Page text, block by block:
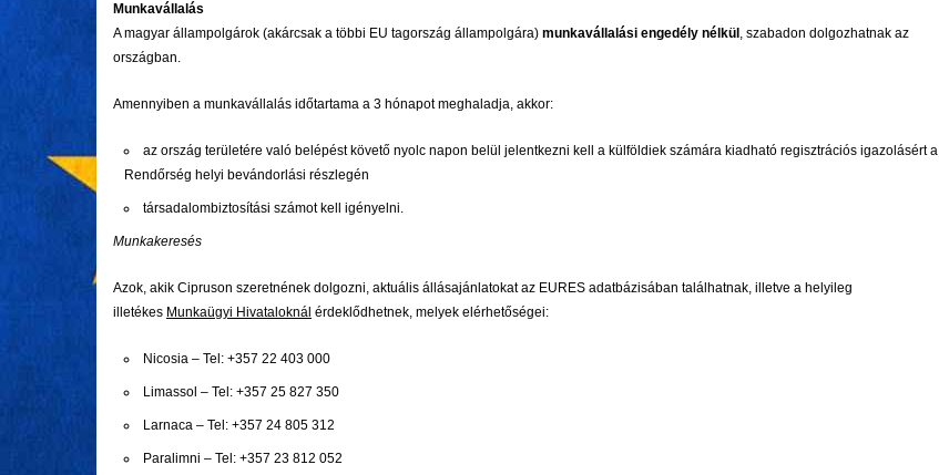
Munkavállalás
A magyar állampolgárok (akárcsak a többi EU tagország állampolgára) munkavállalási engedély nélkül , szabadon dolgozhatnak az
országban.
Amennyiben a munkavállalás időtartama a 3 hónapot meghaladja, akkor:
az ország területére való belépést követő nyolc napon belül jelentkezni kell a külföldiek számára kiadható regisztrációs igazolásért a
Rendőrség helyi bevándorlási részlegén
társadalombiztosítási számot kell igényelni.
Munkakeresés
Azok, akik Cipruson szeretnének dolgozni, aktuális állásajánlatokat az EURES adatbázisában találhatnak, illetve a helyileg
illetékes Munkaügyi Hivataloknál érdeklődhetnek, melyek elérhetőségei:
Nicosia – Tel: +357 22 403 000
Limassol – Tel: +357 25 827 350
Larnaca – Tel: +357 24 805 312
Paralimni – Tel: +357 23 812 052